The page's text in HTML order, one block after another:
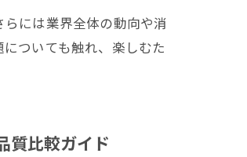
には業界全体の動向や消
ついても触れ、楽しむた
質比較ガイド